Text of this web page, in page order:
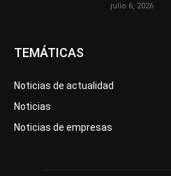
julio 6, 2026
TEMÁTICAS
Noticias de actualidad
Noticias
Noticias de empresas